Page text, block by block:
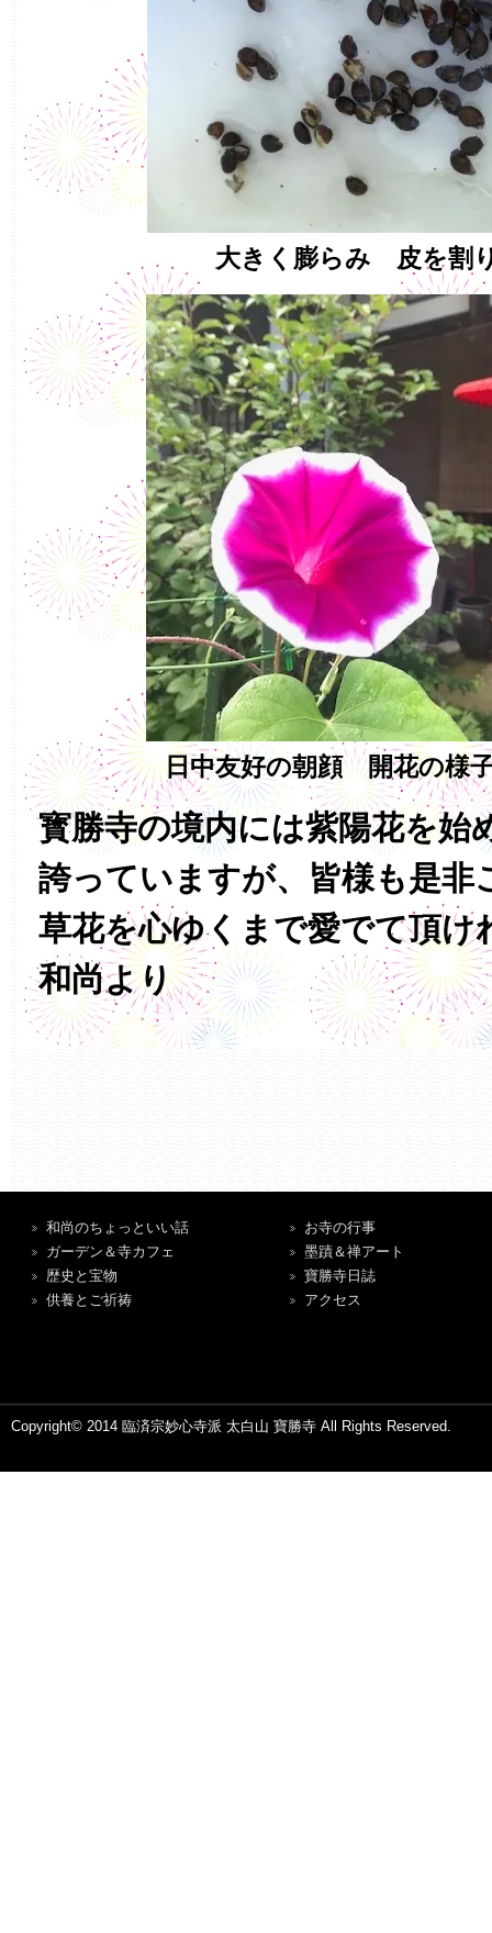
大きく膨らみ 皮を割
日中友好の朝顔 開花の様
寳勝寺の境内には紫陽花を始
誇っていますが、皆様も是非
草花を心ゆくまで愛でて頂け
和尚より
和尚のちょっといい話
ガーデン＆寺カフェ
歴史と宝物
供養とご祈祷
お寺の行事
墨蹟＆禅アート
寶勝寺日誌
アクセス
Copyright© 2014 臨済宗妙心寺派 太白山 寶勝寺 All Rights Reserved.